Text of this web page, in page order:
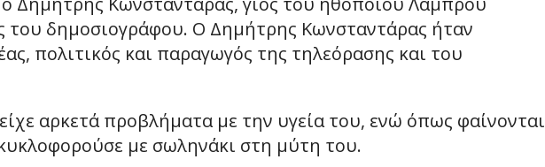
του δημοσιογράφου. Ο Δημήτρης Κωνσταντάρας ήταν
πολιτικός και παραγωγός της τηλεόρασης και του
αρκετά προβλήματα με την υγεία του, ενώ όπως φαίνονται
με σωληνάκι στη μύτη του.